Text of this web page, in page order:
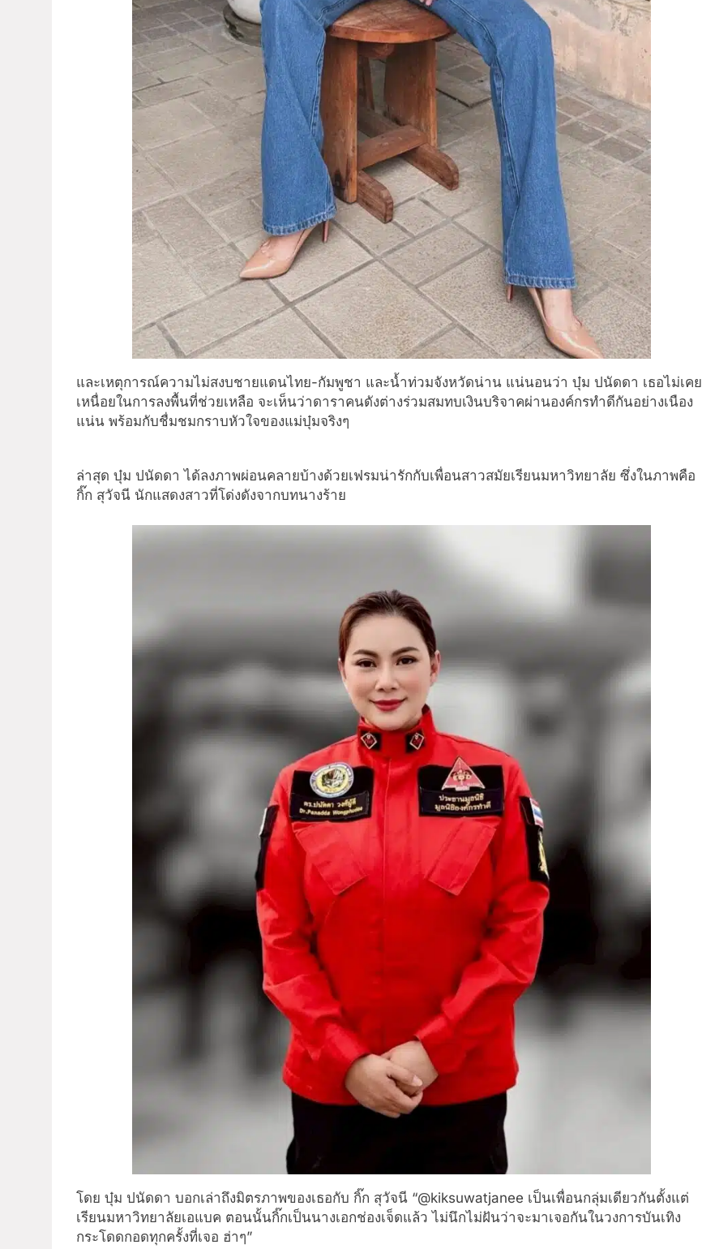
และเหตุการณ์ความไม่สงบชายแดนไทย-กัมพูชา และน้ำท่วมจังหวัดน่าน แน่นอนว่า บุ๋ม ปนัดดา เธอไม่เคย
เหนื่อยในการลงพื้นที่ช่วยเหลือ จะเห็นว่าดาราคนดังต่างร่วมสมทบเงินบริจาคผ่านองค์กรทำดีกันอย่างเนือง
แน่น พร้อมกับชื่มชมกราบหัวใจของแม่บุ๋มจริงๆ
ล่าสุด บุ๋ม ปนัดดา ได้ลงภาพผ่อนคลายบ้างด้วยเฟรมน่ารักกับเพื่อนสาวสมัยเรียนมหาวิทยาลัย ซึ่งในภาพคือ
กิ๊ก สุวัจนี นักแสดงสาวที่โด่งดังจากบทนางร้าย
โดย บุ๋ม ปนัดดา บอกเล่าถึงมิตรภาพของเธอกับ กิ๊ก สุวัจนี “@kiksuwatjanee เป็นเพื่อนกลุ่มเดียวกันตั้งแต่
เรียนมหาวิทยาลัยเอแบค ตอนนั้นกิ๊กเป็นนางเอกช่องเจ็ดแล้ว ไม่นึกไม่ฝันว่าจะมาเจอกันในวงการบันเทิง
กระโดดกอดทุกครั้งที่เจอ ฮ่าๆ”